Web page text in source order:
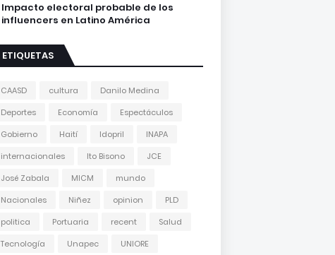
Impacto electoral probable de los
influencers en Latino América
ETIQUETAS
CAASD cultura
Danilo Medina
Deportes
Economía
Espectáculos
Gobierno
Haití Idopril
INAPA
internacionales
Ito Bisono
JCE
José Zabala
MICM
mundo
Nacionales
Niñez opinion
PLD
politica
Portuaria recent
Salud
Tecnología
Unapec UNIORE